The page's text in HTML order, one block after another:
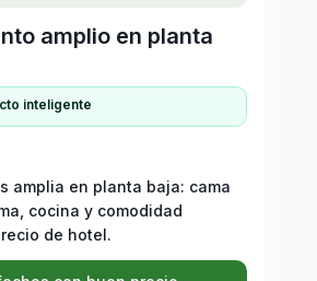
amplio en planta
inteligente
amplia en planta baja: cama
cocina y comodidad
de hotel.